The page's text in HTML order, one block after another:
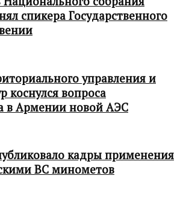
спикера Государственного
управления и
коснулся вопроса
в Армении новой АЭС
кадры применения
ВС минометов